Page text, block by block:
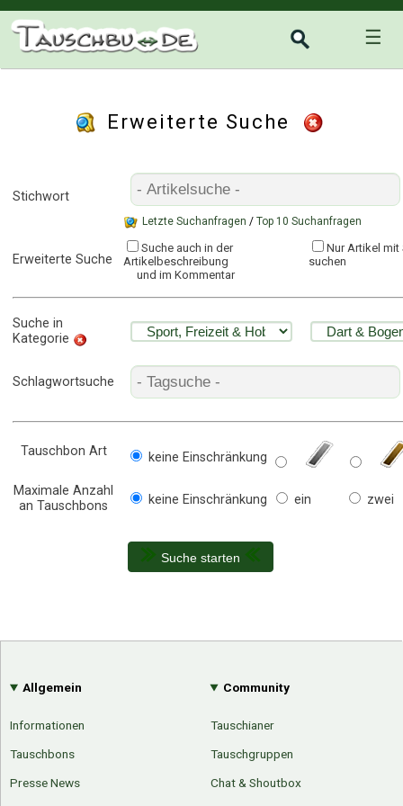
☰
Erweiterte Suche
Stichwort
Letzte Suchanfragen / Top 10 Suchanfragen
Erweiterte Suche
Suche auch in der
Artikelbeschreibung
und im Kommentar
Nur Artikel
suchen
Suche in
Kategorie
Schlagwortsuche
Tauschbon Art keine Einschränkung
Maximale Anzahl
an Tauschbons
keine Einschränkung ein zwei
Suche starten
Allgemein
Informationen
Tauschbons
Presse News
Community
Tauschianer
Tauschgruppen
Chat & Shoutbox